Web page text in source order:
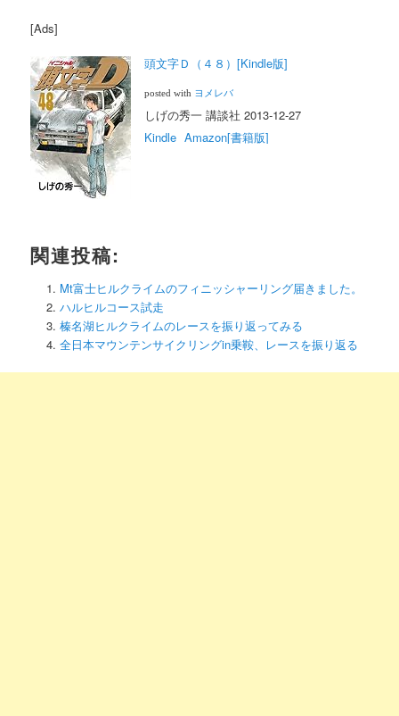
[Ads]
頭文字Ｄ（４８）[Kindle版]
posted with ヨメレバ
しげの秀一 講談社 2013-12-27
Kindle Amazon[書籍版]
関連投稿:
Mt富士ヒルクライムのフィニッシャーリング届きました。
ハルヒルコース試走
榛名湖ヒルクライムのレースを振り返ってみる
全日本マウンテンサイクリングin乗鞍、レースを振り返る